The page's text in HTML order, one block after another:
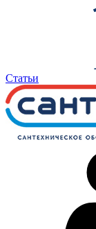
Статьи